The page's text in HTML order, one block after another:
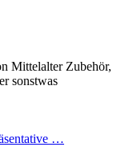
Mittelalter Zubehör,
sonstwas
…